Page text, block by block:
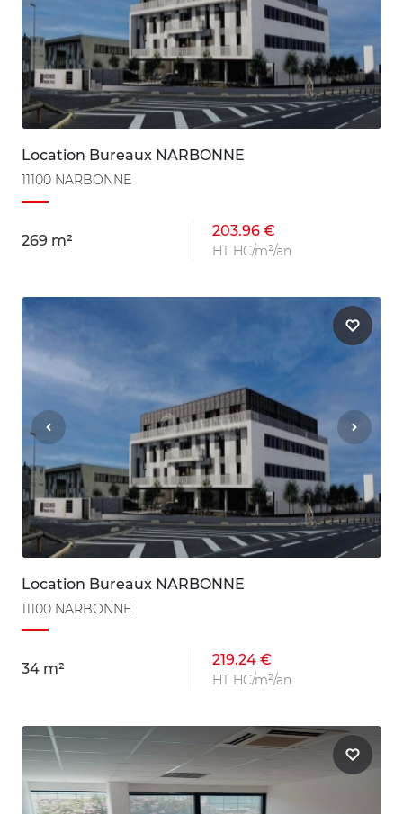
Location Bureaux NARBONNE
11100 NARBONNE
269 m²
203.96 €
HT HC/m²/an
Location Bureaux NARBONNE
11100 NARBONNE
34 m²
219.24 €
HT HC/m²/an